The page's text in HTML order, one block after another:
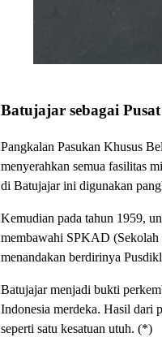
Batujajar sebagai
Pangkalan Pasukan Khusus
menyerahkan semua fasilitas
di Batujajar ini digunakan
Kemudian pada tahun 1959,
membawahi SPKAD (Sekolah
menandakan berdirinya
Batujajar menjadi bukti
Indonesia merdeka. Hasil dari
seperti satu kesatuan utuh. (*)